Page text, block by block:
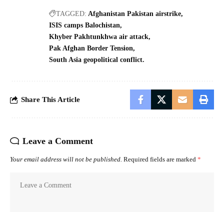
TAGGED: Afghanistan Pakistan airstrike
ISIS camps Balochistan
Khyber Pakhtunkhwa air attack
Pak Afghan Border Tension
South Asia geopolitical conflict.
Share This Article
Leave a Comment
Your email address will not be published. Required fields are marked *